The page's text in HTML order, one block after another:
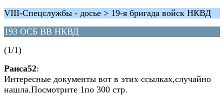
VIII-Спецслужбы - досье > 19-я бригада войск НКВД
193 ОСБ ВВ НКВД
(1/1)
Раиса52:
Интересные документы вот в этих ссылках,случайно
нашла.Посмотрите 1по 300 стр.